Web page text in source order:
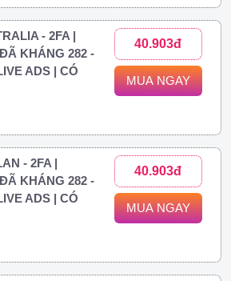
- 2FA |
KHÁNG 282 -
ADS | CÓ
40.903đ
MUA NGAY
- 2FA |
KHÁNG 282 -
ADS | CÓ
40.903đ
MUA NGAY